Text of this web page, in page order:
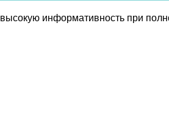
информативность при